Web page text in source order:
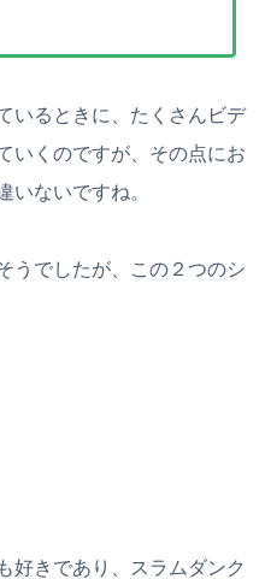
いるときに、たくさんビデ
いくのですが、その点にお
いないですね。
うでしたが、この２つのシ
好きであり、スラムダンク